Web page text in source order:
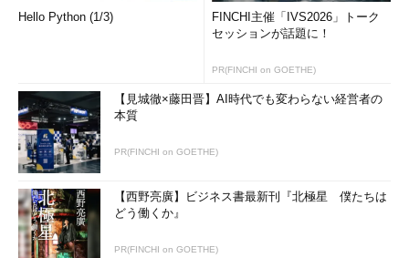
Hello Python (1/3)
FINCHI主催「IVS2026」トーク
セッションが話題に！
PR(FINCHI on GOETHE)
【見城徹×藤田晋】AI時代でも変わらない経営者の
本質
PR(FINCHI on GOETHE)
【西野亮廣】ビジネス書最新刊『北極星 僕たちは
どう働くか』
PR(FINCHI on GOETHE)